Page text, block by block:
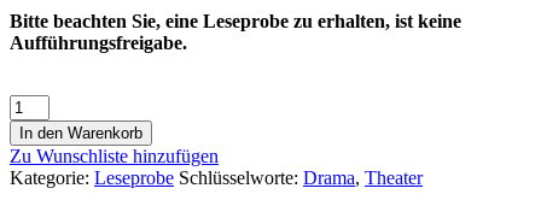
Bitte beachten Sie, eine Leseprobe zu erhalten, ist keine
Aufführungsfreigabe.
In den Warenkorb
Zu Wunschliste hinzufügen
Kategorie: Leseprobe Schlüsselworte: Drama, Theater